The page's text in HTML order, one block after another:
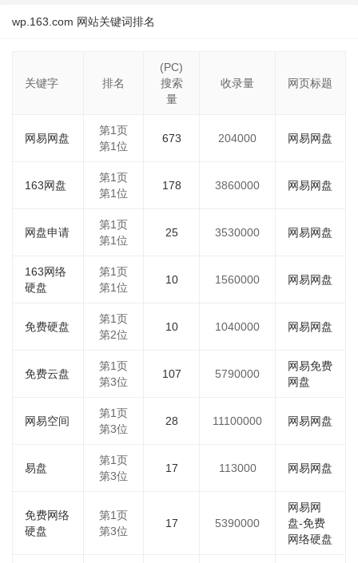
wp.163.com 网站关键词排名
关键字 排名
(PC)
搜索
量
收录量 网页标题
网易网盘
第1页
第1位
673 204000 网易网盘
163网盘
第1页
第1位
178 3860000 网易网盘
网盘申请
第1页
第1位
25 3530000 网易网盘
163网络
硬盘
第1页
第1位
10 1560000 网易网盘
免费硬盘
第1页
第2位
10 1040000 网易网盘
免费云盘
第1页
第3位
107 5790000
网易免费
网盘
网易空间
第1页
第3位
28 11100000 网易网盘
易盘
第1页
第3位
17 113000 网易网盘
免费网络
硬盘
第1页
第3位
17 5390000
网易网
盘-免费
网络硬盘